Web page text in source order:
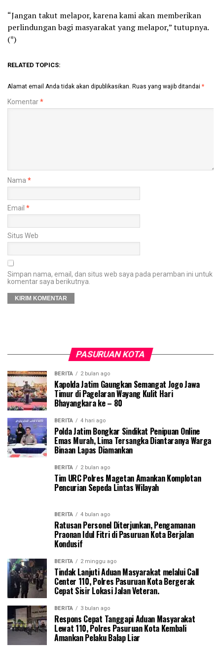
“Jangan takut melapor, karena kami akan memberikan
perlindungan bagi masyarakat yang melapor,” tutupnya.
(*)
RELATED TOPICS:
Alamat email Anda tidak akan dipublikasikan. Ruas yang wajib ditandai *
Komentar*
Nama *
Email *
Situs Web
Simpan nama, email, dan situs web saya pada peramban ini untuk
komentar saya berikutnya.
PASURUAN KOTA
BERITA 2 bulan ago
Kapolda Jatim Gaungkan Semangat Jogo Jawa
Timur di Pagelaran Wayang Kulit Hari
Bhayangkara ke – 80
BERITA 4 hari ago
Polda Jatim Bongkar Sindikat Penipuan Online
Emas Murah, Lima Tersangka Diantaranya Warga
Binaan Lapas Diamankan
BERITA 2 bulan ago
Tim URC Polres Magetan Amankan Komplotan
Pencurian Sepeda Lintas Wilayah
BERITA 4 bulan ago
Ratusan Personel Diterjunkan, Pengamanan
Praonan Idul Fitri di Pasuruan Kota Berjalan
Kondusif
BERITA 2 minggu ago
Tindak Lanjuti Aduan Masyarakat melalui Call
Center 110, Polres Pasuruan Kota Bergerak
Cepat Sisir Lokasi Jalan Veteran.
BERITA 3 bulan ago
Respons Cepat Tanggapi Aduan Masyarakat
Lewat 110, Polres Pasuruan Kota Kembali
Amankan Pelaku Balap Liar